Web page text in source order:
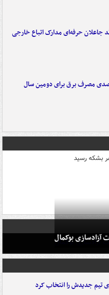
جاعلان حرفه‌ای مدارک اتباع خارجی
۳ درصدی مصرف برق برای دومین سال
آزادسازی بوکمال
تیم جدیدش را انتخاب کرد